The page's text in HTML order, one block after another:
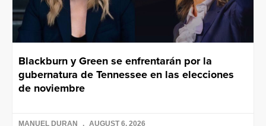
Blackburn y Green se enfrentarán por la
gubernatura de Tennessee en las elecciones
de noviembre
MANUEL DURAN AUGUST 6, 2026